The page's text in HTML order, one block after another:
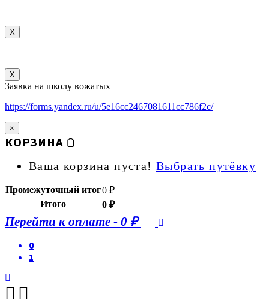
X
X
Заявка на школу вожатых
https://forms.yandex.ru/u/5e16cc2467081611cc786f2c/
×
КОРЗИНА
Ваша корзина пуста! Выбрать путёвку
Промежуточный итог0 ₽
Итого
0 ₽
Перейти к оплате - 0 ₽
0
1